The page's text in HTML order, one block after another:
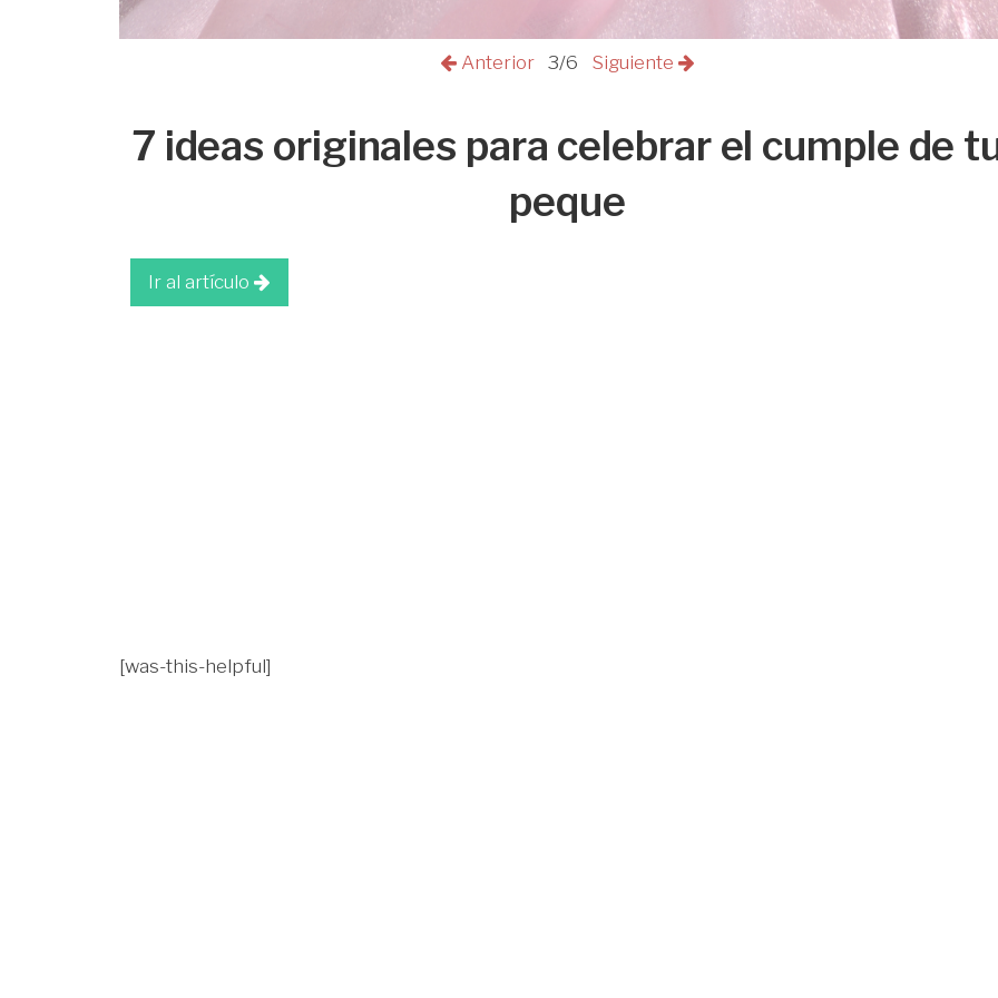
Anterior 3/6 Siguiente
7 ideas originales para celebrar el cumple de
peque
Ir al artículo
[was-this-helpful]